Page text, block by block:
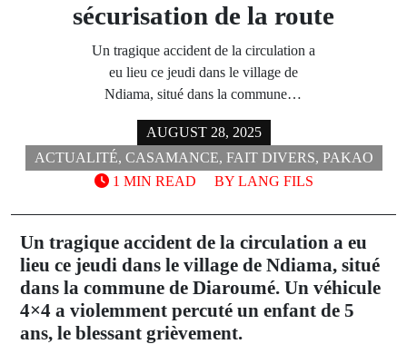
sécurisation de la route
Un tragique accident de la circulation a
eu lieu ce jeudi dans le village de
Ndiama, situé dans la commune…
AUGUST 28, 2025
ACTUALITÉ, CASAMANCE, FAIT DIVERS, PAKAO
BY LANG FILS
1 MIN READ
Un tragique accident de la circulation a eu
lieu ce jeudi dans le village de Ndiama, situé
dans la commune de Diaroumé. Un véhicule
4×4 a violemment percuté un enfant de 5
ans, le blessant grièvement.